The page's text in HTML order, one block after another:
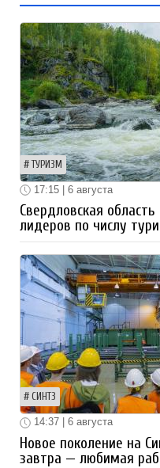
ТУРИЗМ
17:15 | 6 августа
Свердловская
лидеров по числу
СИНТЗ
14:37 | 6 августа
Новое поколение на
завтра — любимая